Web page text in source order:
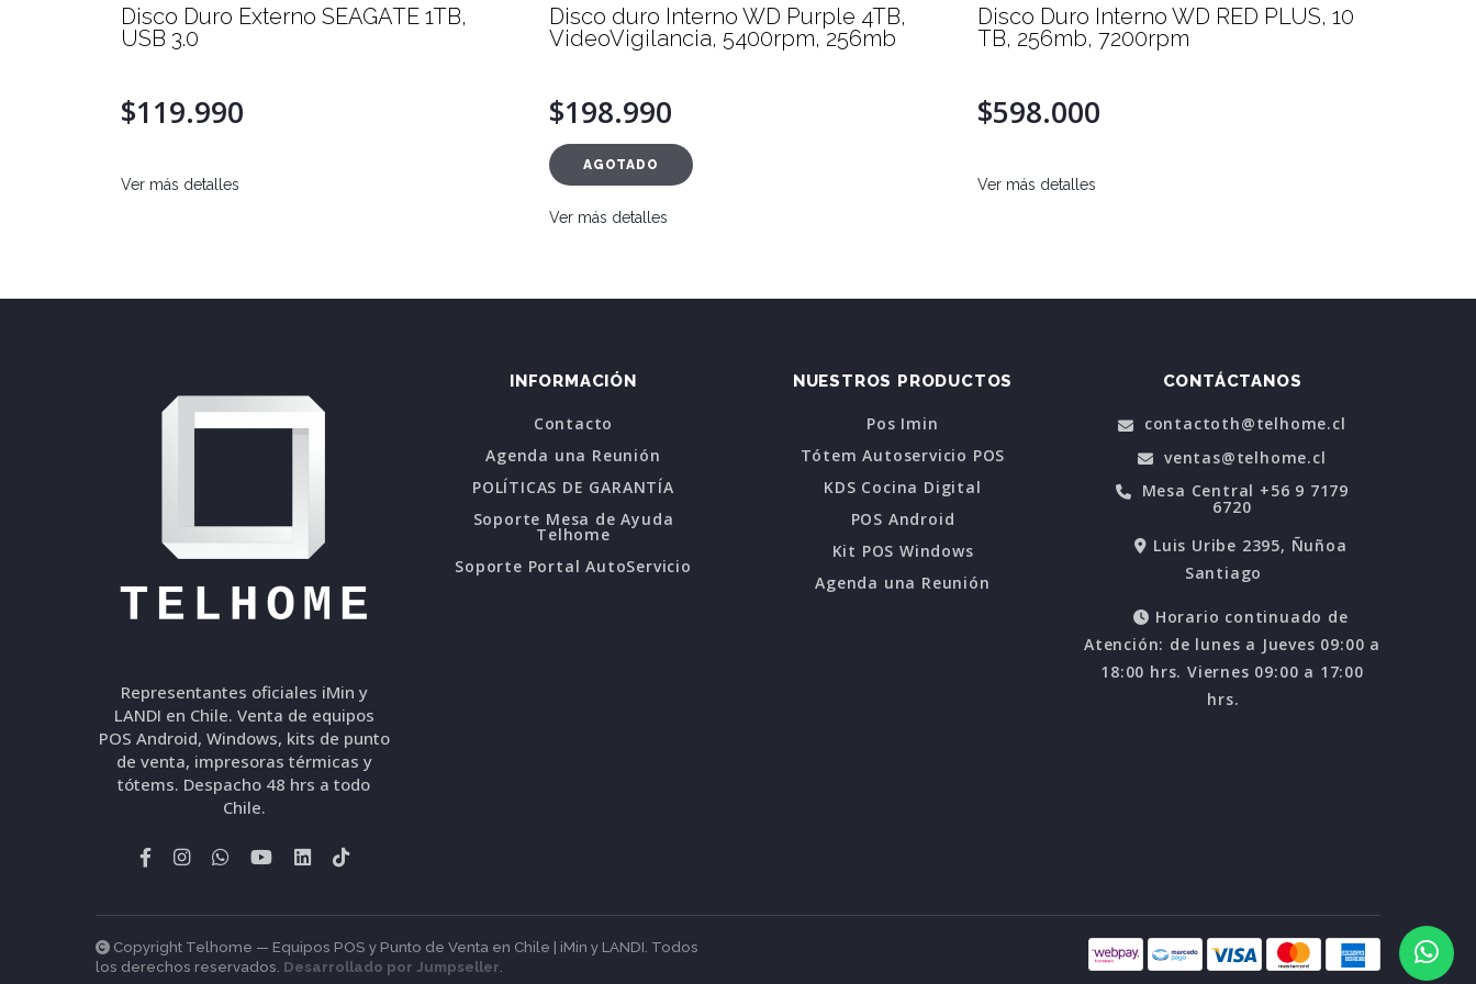
Disco Duro Externo SEAGATE 1TB,
USB 3.0
$119.990
Ver más detalles
Disco duro Interno WD Purple 4TB,
VideoVigilancia, 5400rpm, 256mb
$198.990
AGOTADO
Ver más detalles
Disco Duro Interno WD RED PLUS, 10
TB, 256mb, 7200rpm
$598.000
Ver más detalles
Representantes oficiales iMin y
LANDI en Chile. Venta de equipos
POS Android, Windows, kits de punto
de venta, impresoras térmicas y
tótems. Despacho 48 hrs a todo
Chile.
INFORMACIÓN
Contacto
Agenda una Reunión
POLÍTICAS DE GARANTÍA
Soporte Mesa de Ayuda
Telhome
Soporte Portal AutoServicio
NUESTROS PRODUCTOS
Pos Imin
Tótem Autoservicio POS
KDS Cocina Digital
POS Android
Kit POS Windows
Agenda una Reunión
CONTÁCTANOS
contactoth@telhome.cl
ventas@telhome.cl
Mesa Central +56 9 7179
6720
Luis Uribe 2395, Ñuñoa
Santiago
Horario continuado de
Atención: de lunes a Jueves 09:00 a
18:00 hrs. Viernes 09:00 a 17:00
hrs.
Copyright Telhome — Equipos POS y Punto de Venta en Chile | iMin y LANDI. Todos
los derechos reservados. Desarrollado por Jumpseller.